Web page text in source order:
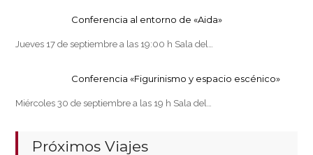
Conferencia al entorno de «Aida»
Jueves 17 de septiembre a las 19:00 h Sala del…
Conferencia «Figurinismo y espacio escénico»
Miércoles 30 de septiembre a las 19 h Sala del…
Próximos Viajes